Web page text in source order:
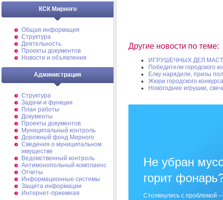
КСК Мирного
Общая информация
Структура
Деятельность
Проекты документов
Новости и объявления
Администрация
Структура
Задачи и функции
План работы
Документы
Проекты документов
Муниципальный контроль
Дорожный фонд Мирного
Cведения о муниципальном
имуществе
Ведомственный контроль
Антимонопольный комплаенс
Отчеты
Информационные системы
Защита информации
Интернет-приемная
Другие новости по теме:
ИГРУШЕЧНЫХ ДЕЛ
Победители городского
Елку нарядили, призы
Жюри городского
Новогодние игрушки,
Не убран
горит
Столкнулись с проблемой